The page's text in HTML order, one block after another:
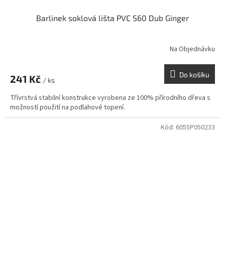
Barlinek soklová lišta PVC S60 Dub Ginger
Na Objednávku
241 Kč / ks
Do košíku
Třívrstvá stabilní konstrukce vyrobena ze 100% přírodního dřeva s
možností použití na podlahové topení.
Kód: 6055P050233